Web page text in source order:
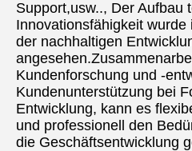
Support,usw.., Der Aufbau
Innovationsfähigkeit
der nachhaltigen
Kundenforschung und -
Kundenunterstützung bei
Entwicklung, kann es
und professionell den
die Geschäftsentwicklung